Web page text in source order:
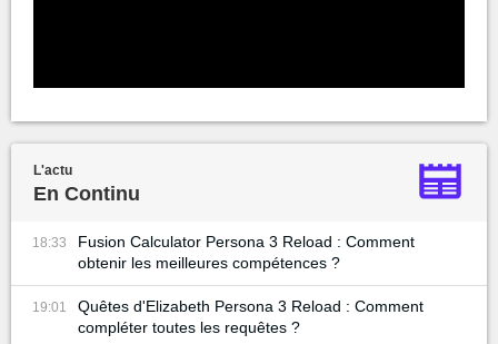
L'actu
En Continu
18:33
Fusion Calculator Persona 3 Reload : Comment
obtenir les meilleures compétences ?
19:01
Quêtes d'Elizabeth Persona 3 Reload : Comment
compléter toutes les requêtes ?